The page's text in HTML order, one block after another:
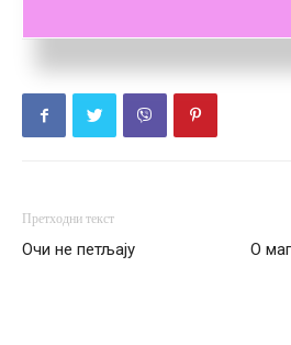
Претходни текст
Очи не петљају
О